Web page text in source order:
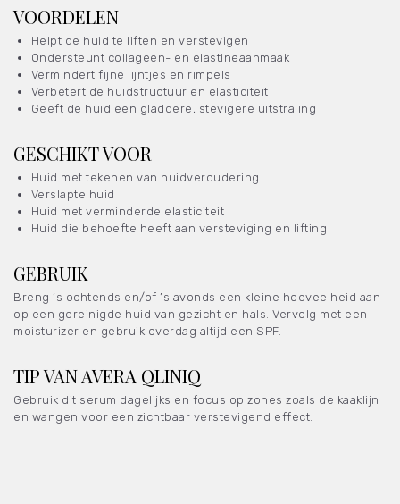
VOORDELEN
Helpt de huid te liften en verstevigen
Ondersteunt collageen- en elastineaanmaak
Vermindert fijne lijntjes en rimpels
Verbetert de huidstructuur en elasticiteit
Geeft de huid een gladdere, stevigere uitstraling
GESCHIKT VOOR
Huid met tekenen van huidveroudering
Verslapte huid
Huid met verminderde elasticiteit
Huid die behoefte heeft aan versteviging en lifting
GEBRUIK
Breng ’s ochtends en/of ’s avonds een kleine hoeveelheid aan
op een gereinigde huid van gezicht en hals. Vervolg met een
moisturizer en gebruik overdag altijd een SPF.
TIP VAN AVERA QLINIQ
Gebruik dit serum dagelijks en focus op zones zoals de kaaklijn
en wangen voor een zichtbaar verstevigend effect.